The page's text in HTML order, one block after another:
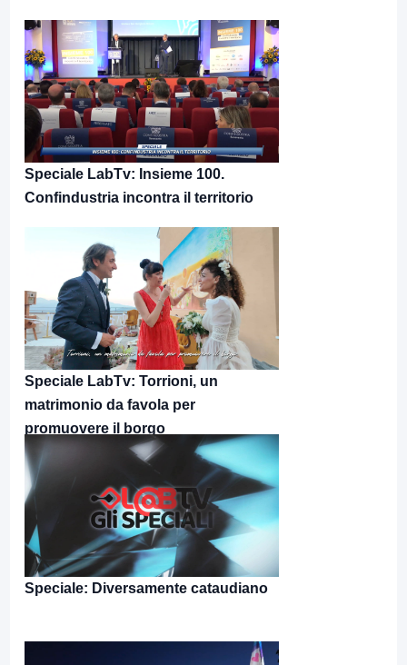
Speciale LabTv: Insieme 100.
Confindustria incontra il territorio
Speciale LabTv: Torrioni, un
matrimonio da favola per
promuovere il borgo
Speciale: Diversamente cataudiano